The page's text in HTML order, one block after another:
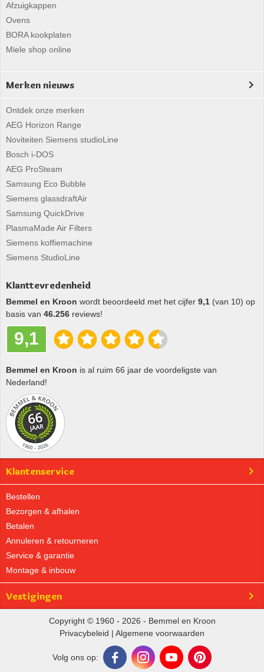
Afzuigkappen
Ovens
BORA kookplaten
Miele shop online
Merken nieuws
Ontdek onze merken
AEG Horizon Range
Noviteiten Siemens studioLine
Bosch i-DOS
AEG ProSteam
Samsung Eco Bubble
Siemens glassdraftAir
Samsung QuickDrive
PlasmaMade Air Filters
Siemens koffiemachine
Siemens StudioLine
Klanttevredenheid
Bemmel en Kroon wordt beoordeeld met het cijfer 9,1 (van 10) op
basis van 46.256 reviews!
9,1
Bemmel en Kroon is al ruim 66 jaar de voordeligste van
Nederland!
Klantenservice
Bestellen
Bezorgen & afhalen
Betalen
Annuleren & retourneren
Service & garantie
Montage & inbouw
Vestigingen
Copyright © 1960 - 2026 - Bemmel en Kroon
Privacybeleid | Algemene voorwaarden
Volg ons op: